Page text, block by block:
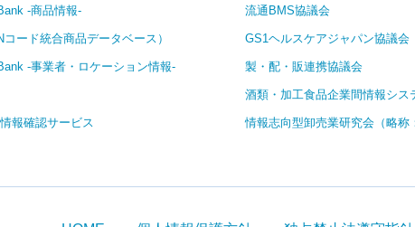
-商品情報-
ード統合商品データベース）
-事業者・ロケーション情報-
報確認サービス
流通BMS協議会
GS1ヘルスケアジャパン協議会
製・配・販連携協議会
酒類・加工食品企業間情報シス
情報志向型卸売業研究会（略称